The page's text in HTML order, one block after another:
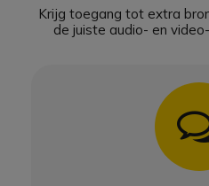
Krijg toegang tot extra
de juiste audio- en